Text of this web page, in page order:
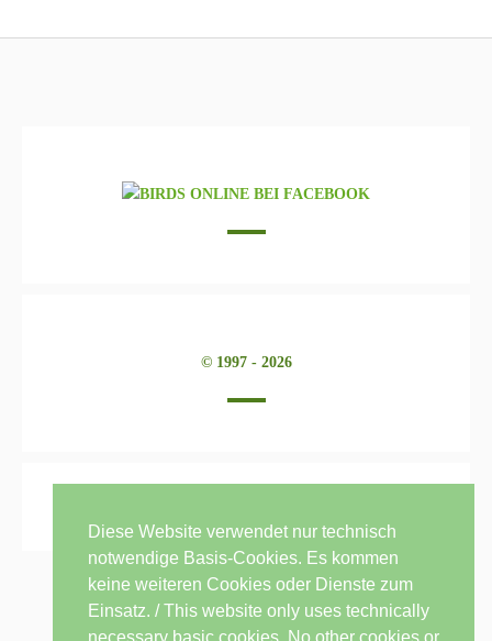
© 1997 - 2026
Diese Website verwendet nur technisch
notwendige Basis-Cookies. Es kommen
keine weiteren Cookies oder Dienste zum
Einsatz. / This website only uses technically
necessary basic cookies. No other cookies or